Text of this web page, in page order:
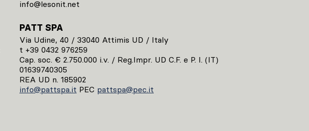
info@lesonit.net
PATT SPA
Via Udine, 40 / 33040 Attimis UD / Italy
t +39 0432 976259
Cap. soc. € 2.750.000 i.v. / Reg.Impr. UD C.F. e P. I. (IT)
01639740305
REA UD n. 185902
info@pattspa.it PEC pattspa@pec.it